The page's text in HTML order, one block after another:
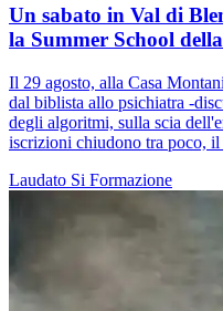
Un sabato in Val di
la Summer School
Il 29 agosto, alla Casa
dal biblista allo psichiatra -
degli algoritmi, sulla scia
iscrizioni chiudono tra poco, il
Laudato Si Formazione